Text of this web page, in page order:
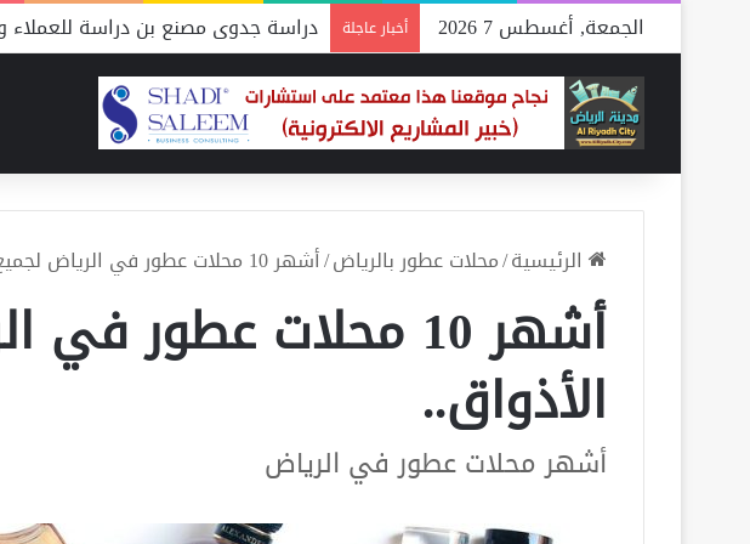
الجمعة, أغسطس 7 2026 أخبار عاجلة دراسة جدوى مصنع بن دراسة للعملاء
الرئيسية/محلات عطور بالرياض/أشهر 10 محلات عطور في الرياض لجميع الأذواق..
أشهر 10 محلات عطور
الأذواق..
أشهر محلات عطور في الرياض